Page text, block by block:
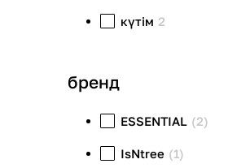
күтім 2
бренд
ESSENTIAL (2)
IsNtree (1)